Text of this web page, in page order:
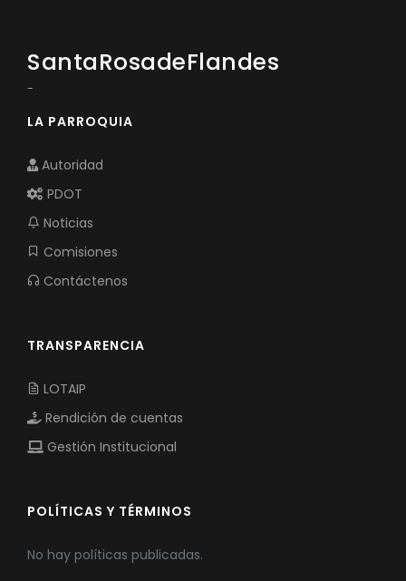
SantaRosadeFlandes
-
LA PARROQUIA
Autoridad
PDOT
Noticias
Comisiones
Contáctenos
TRANSPARENCIA
LOTAIP
Rendición de cuentas
Gestión Institucional
POLÍTICAS Y TÉRMINOS
No hay políticas publicadas.